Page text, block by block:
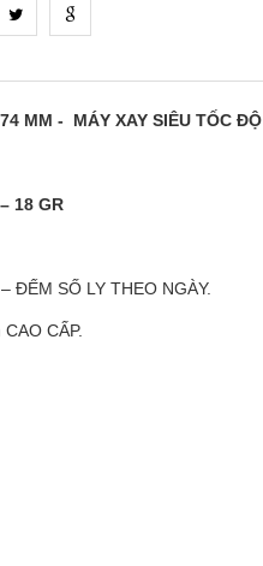
MM - MÁY XAY SIÊU TỐC
18 GR
ĐẾM SỐ LY THEO NGÀY.
CẤP.